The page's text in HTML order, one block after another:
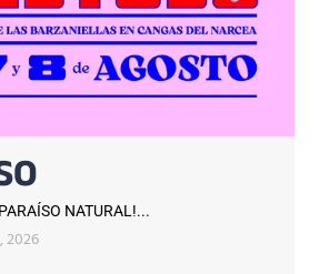
NATURAL!...
2026